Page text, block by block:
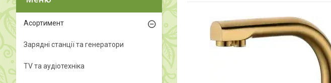
Асортимент
Зарядні станції та генератори
TV та аудіотехніка